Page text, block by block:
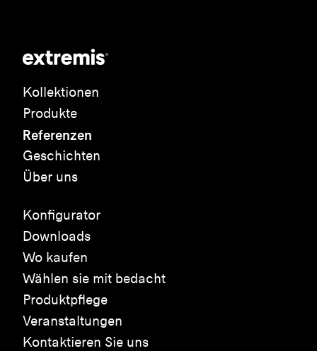
Kollektionen
Produkte
Referenzen
Geschichten
Über uns
Konfigurator
Downloads
Wo kaufen
Wählen sie mit bedacht
Produktpflege
Veranstaltungen
Kontaktieren Sie uns